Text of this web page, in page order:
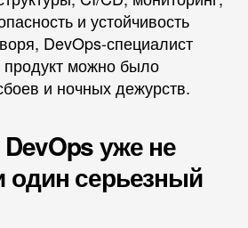
и устойчивость
DevOps-специалист
продукт можно было
и ночных дежурств.
уже не
один серьезный